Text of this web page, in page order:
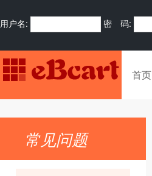
用户名: 密 码:
首页
常见问题